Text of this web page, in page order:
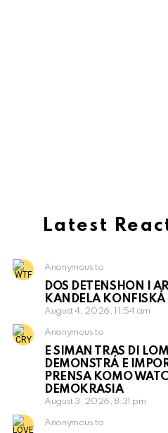
Latest
Anonymous to
DOS DETENSHON I
KANDELA KONFISKÁ
August 4, 2026, 11:54 am
Anonymous to
E SIMAN TRAS DI
DEMONSTRÁ E
PRENSA KOMO
DEMOKRASIA
August 3, 2026, 8:31 pm
Anonymous to